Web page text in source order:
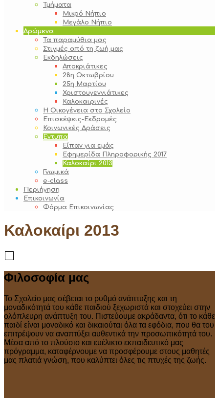
Τμήματα
Μικρό Νήπιο
Μεγάλο Νήπιο
Δρώμενα
Τα παραμύθια μας
Στιγμές από τη ζωή μας
Εκδηλώσεις
Αποκριάτικες
28η Οκτωβρίου
25η Μαρτίου
Χριστουγεννιάτικες
Καλοκαιρινές
Η Οικογένεια στο Σχολείο
Επισκέψεις-Εκδρομές
Κοινωνικές Δράσεις
Έντυπα
Είπαν για εμάς
Εφημερίδα Πληροφορικής 2017
Καλοκαίρι 2013
Γνωμικά
e-class
Περιήγηση
Επικοινωνία
Φόρμα Επικοινωνίας
Καλοκαίρι 2013
Φιλοσοφία μας
Το Σχολείο μας σέβεται το ρυθμό ανάπτυξης και τη
μοναδικότητά του κάθε παιδιού ξεχωριστά και στοχεύει στην
ολόπλευρη ανάπτυξη του. Πιστεύουμε ακράδαντα, ότι το κάθε
παιδί είναι μοναδικό και δικαιούται όλα τα εφόδια, που θα του
επιτρέψουν να αναπτύξει αυθεντικά την προσωπικότητά του.
Μέσα από το πλούσιο και ευέλικτο εκπαιδευτικό μας
πρόγραμμα, καταφέρνουμε να προσφέρουμε στους μαθητές
μας πλατιά γνώση, που καλύπτει όλες τις πτυχές της ζωής.